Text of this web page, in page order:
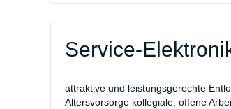
Service-
attraktive und leistungsgerechte
Altersvorsorge kollegiale, offene